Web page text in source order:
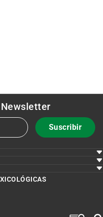
Newsletter
Suscribir